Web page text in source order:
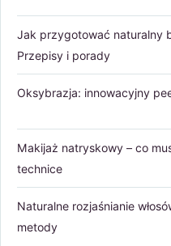
Jak przygotować naturalny
Przepisy i porady
Oksybrazja: innowacyjny
Makijaż natryskowy – co
technice
Naturalne rozjaśnianie
metody